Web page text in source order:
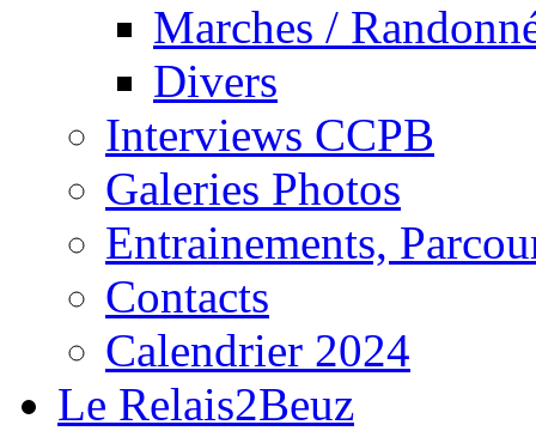
Marches /
Divers
Interviews CCPB
Galeries Photos
Entrainements,
Contacts
Calendrier 2024
Le Relais2Beuz